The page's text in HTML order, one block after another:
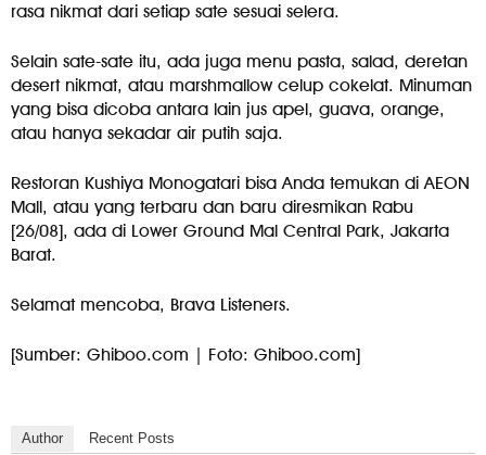
rasa nikmat dari setiap sate sesuai selera.
Selain sate-sate itu, ada juga menu pasta, salad, deretan
desert nikmat, atau marshmallow celup cokelat. Minuman
yang bisa dicoba antara lain jus apel, guava, orange,
atau hanya sekadar air putih saja.
Restoran Kushiya Monogatari bisa Anda temukan di AEON
Mall, atau yang terbaru dan baru diresmikan Rabu
[26/08], ada di Lower Ground Mal Central Park, Jakarta
Barat.
Selamat mencoba, Brava Listeners.
[Sumber: Ghiboo.com | Foto: Ghiboo.com]
Author Recent Posts